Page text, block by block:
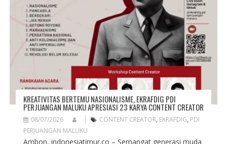
A
KREATIVITAS BERTEMU NASIONALISME, EKRAFDIG PDI
PERJUANGAN MALUKU APRESIASI 23 KARYA CONTENT CREATOR
08/07/2026 CONTENT CREATOR, EKRAFDIG, PDI
PERJUANGAN MALUKU
Ambon, indonesiatimur.co – Semangat generasi muda